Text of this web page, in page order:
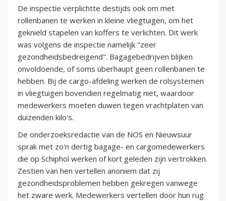
De inspectie verplichtte destijds ook om met
rollenbanen te werken in kleine vliegtuigen, om het
geknield stapelen van koffers te verlichten. Dit werk
was volgens de inspectie namelijk "zeer
gezondheidsbedreigend". Bagagebedrijven blijken
onvoldoende, of soms überhaupt geen rollenbanen te
hebben. Bij de cargo-afdeling werken de rolsystemen
in vliegtuigen bovendien regelmatig niet, waardoor
medewerkers moeten duwen tegen vrachtplaten van
duizenden kilo's.
De onderzoeksredactie van de NOS en Nieuwsuur
sprak met zo'n dertig bagage- en cargomedewerkers
die op Schiphol werken of kort geleden zijn vertrokken.
Zestien van hen vertellen anoniem dat zij
gezondheidsproblemen hebben gekregen vanwege
het zware werk. Medewerkers vertellen door hun rug